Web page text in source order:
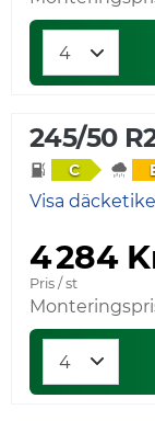
245/50
C
Visa
4 284
Pris / st